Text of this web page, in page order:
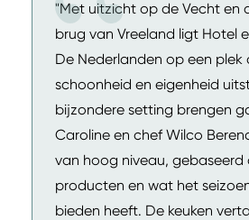
"Met uitzicht op de Vecht en
brug van Vreeland ligt Hotel
De Nederlanden op een plek
schoonheid en eigenheid
bijzondere setting brengen
Caroline en chef Wilco
van hoog niveau, gebaseerd
producten en wat het
bieden heeft. De keuken